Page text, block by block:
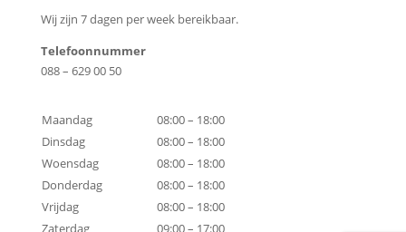
Wij zijn 7 dagen per week bereikbaar.
Telefoonnummer
088 – 629 00 50
Maandag
08:00 – 18:00
Dinsdag
08:00 – 18:00
Woensdag
08:00 – 18:00
Donderdag
08:00 – 18:00
Vrijdag
08:00 – 18:00
Zaterdag
09:00 – 17:00